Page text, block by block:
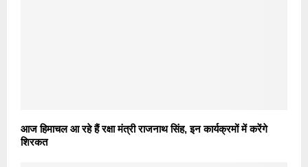
आज हिमाचल आ रहे हैं रक्षा मंत्री राजनाथ सिंह, इन कार्यक्रमों में करेंगे
शिरकत